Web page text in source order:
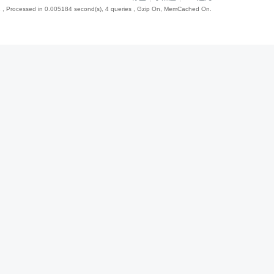
, Processed in 0.005184 second(s), 4 queries , Gzip On, MemCached On.